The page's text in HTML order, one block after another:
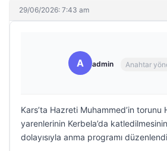
29/06/2026: 7:43 am
A admin Anahtar
Kars’ta Hazreti Muhammed’in
yarenlerinin Kerbela’da katledilmesinin
dolayısıyla anma programı